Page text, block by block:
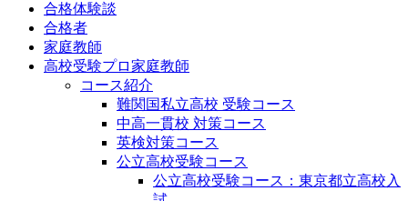
合格体験談
合格者
家庭教師
高校受験プロ家庭教師
コース紹介
難関国私立高校 受験コース
中高一貫校 対策コース
英検対策コース
公立高校受験コース
公立高校受験コース：東京都立高校入